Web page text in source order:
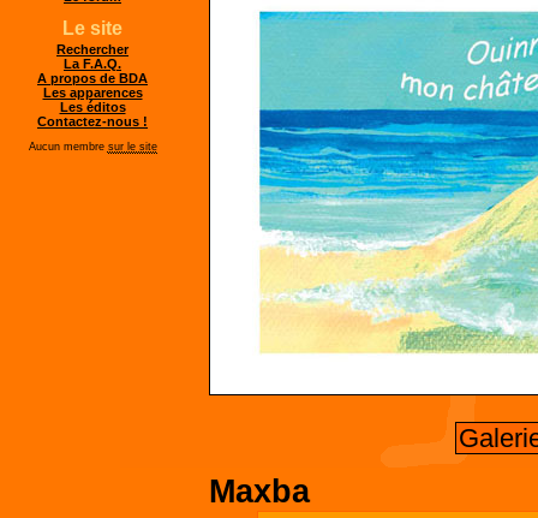
Maxba
Le site
Rechercher
La F.A.Q.
A propos de BDA
Les apparences
Les éditos
Contactez-nous !
Aucun membre sur le site